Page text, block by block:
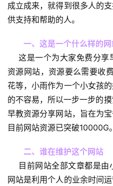
成立成来，就得到很多人的
供支持和帮助的人。
一、这是一个什么样的
这是一个为大家免费分享
资源网站，资源要么需要收
花等，小雨作为一个小女孩
的不容易，所以一步一步的
早教资源分享网站，旨在为
目前网站资源已突破10000G。
二、谁在维护这个网站
目前网站全部文章都是由
网站是利用个人的业余时间